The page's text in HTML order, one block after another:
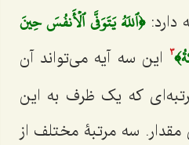
دارد:﴿ٱللَهُ يَتَوَفَّى ٱلۡأَنفُسَ حِينَ
3
این سه آیه می‌تواند آن
که یک ظرف به این
سه مرتبۀ مختلف از